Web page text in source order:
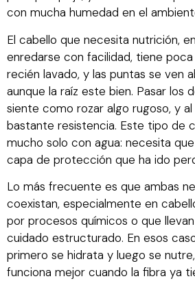
con mucha humedad en el
El cabello que necesita nutrición,
enredarse con facilidad, tiene
recién lavado, y las puntas se ven
aunque la raíz este bien. Pasar los
siente como rozar algo rugoso, y
bastante resistencia. Este tipo de
mucho solo con agua: necesita
capa de protección que ha ido
Lo más frecuente es que ambas
coexistan, especialmente en
por procesos químicos o que
cuidado estructurado. En esos
primero se hidrata y luego se
funciona mejor cuando la fibra ya